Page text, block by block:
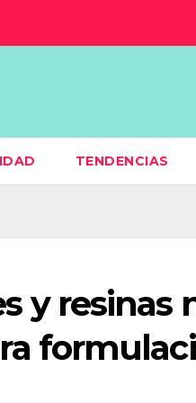
TENDENCIAS
y resinas